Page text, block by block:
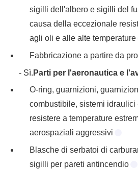
sigilli dell'albero e sigilli del
causa della eccezionale
agli oli e alle alte temperature
Fabbricazione a partire da
- Sì. Parti per l'aeronautica e
O-ring, guarnizioni,
combustibile, sistemi idraulici
resistere a temperature
aerospaziali aggressivi
Blasche di serbatoi di
sigilli per pareti antincendio